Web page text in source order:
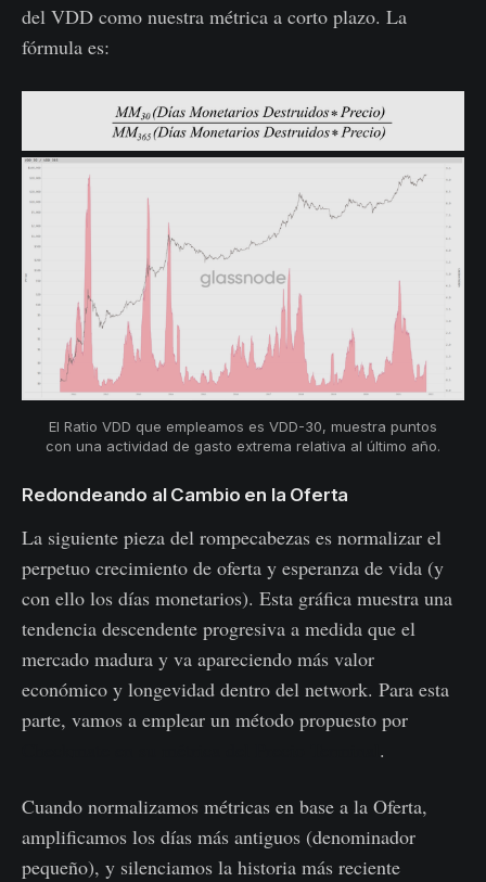
del VDD como nuestra métrica a corto plazo. La
fórmula es:
El Ratio VDD que empleamos es VDD-30, muestra puntos
con una actividad de gasto extrema relativa al último año.
Redondeando al Cambio en la Oferta
La siguiente pieza del rompecabezas es normalizar el
perpetuo crecimiento de oferta y esperanza de vida (y
con ello los días monetarios). Esta gráfica muestra una
tendencia descendente progresiva a medida que el
mercado madura y va apareciendo más valor
económico y longevidad dentro del network. Para esta
parte, vamos a emplear un método propuesto por
.
Cuando normalizamos métricas en base a la Oferta,
amplificamos los días más antiguos (denominador
pequeño), y silenciamos la historia más reciente